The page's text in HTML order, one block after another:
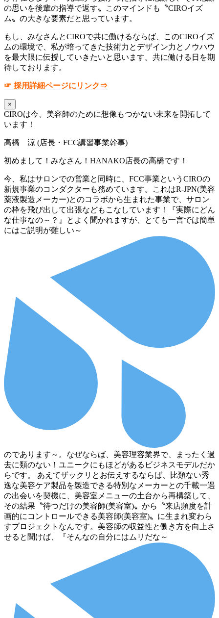
の思いを後輩の指導で返す〟このマインドも〝CIROイズ
ム〟の大きな要素だと思っています。
もし、みなさんとCIROで共に働けるならば、このCIROイズ
ムの環境で、私が培ってきた技術力とデザイン力とノウハウ
を最大限に伝授していきたいと思います。共に働ける日を期
待しております。
☞ 採用詳細ページにリンク⇒
×
CIROは今、美容師のために想像もつかない未来を開拓して
います！
高橋 涼 (店長・FCC講習事業幹事)
初めまして！みなさん！HANAKO店長の高橋です！
今、私はサロンでの営業と同時に、FCC事業というCIROの
新規事業のコンダクターも務めています。これはR-JPN(美容
薬液製造メーカー)とのコラボから生まれた事業で、サロン
の枠を飛び出して出張などもこなしています！『実際にどん
な仕事なの～？』とよく聞かれますが、とても一言では簡単
にはご説明が難しい～
のであります～。なぜならば、美容理容業界で、まったく過
去に類のない！ユニークにもほどがあるビジネスモデルだか
らです。 あえてザックリとお伝えするならば、比類ない秀
逸な美容ケア製品を製造できる特別なメーカーとの千載一遇
の出会いを契機に、美容室メニューの土台から再構築して、
その結果〝待つだけの美容師(美容室)〟から〝来店頻度を計
画的にコントロールできる美容師(美容室)〟に生まれ変わら
すプロジェクトなんです。美容師の収益性と働き方を向上さ
せると聞けば、『そんなの自分にはムリだな～